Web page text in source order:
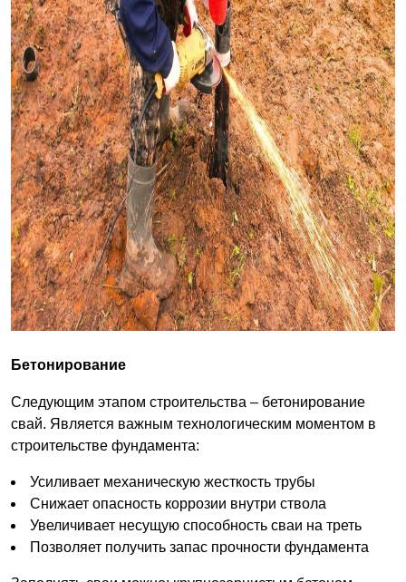
Бетонирование
Следующим этапом строительства – бетонирование
свай. Является важным технологическим моментом в
строительстве фундамента:
Усиливает механическую жесткость трубы
Снижает опасность коррозии внутри ствола
Увеличивает несущую способность сваи на треть
Позволяет получить запас прочности фундамента